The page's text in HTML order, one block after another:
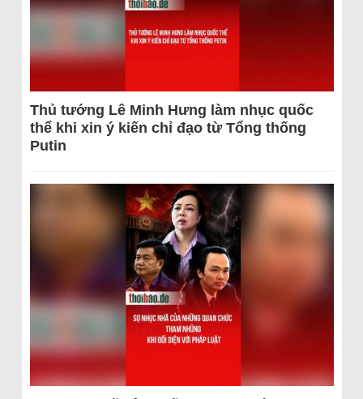
Thủ tướng Lê Minh Hưng làm nhục quốc
thể khi xin ý kiến chỉ đạo từ Tổng thống
Putin